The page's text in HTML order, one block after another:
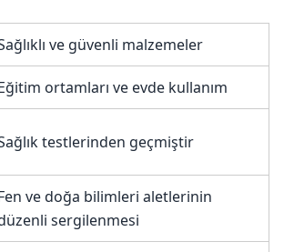
ve güvenli malzemeler
ortamları ve evde kullanım
testlerinden geçmiştir
ve doğa bilimleri aletlerinin
sergilenmesi